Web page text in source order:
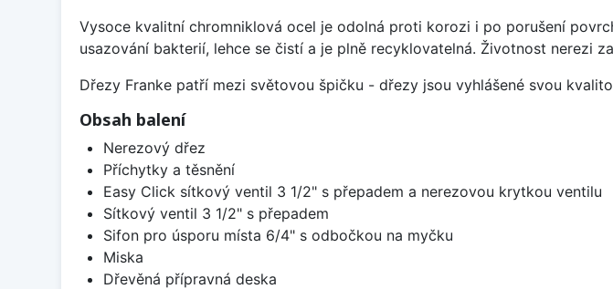
Vysoce kvalitní chromniklová ocel je odolná proti korozi i po porušení
usazování bakterií, lehce se čistí a je plně recyklovatelná. Životnost nerezi
Dřezy Franke patří mezi světovou špičku - dřezy jsou vyhlášené svou
Obsah balení
Nerezový dřez
Příchytky a těsnění
Easy Click sítkový ventil 3 1/2" s přepadem a nerezovou krytkou ventilu
Sítkový ventil 3 1/2" s přepadem
Sifon pro úsporu místa 6/4" s odbočkou na myčku
Miska
Dřevěná přípravná deska